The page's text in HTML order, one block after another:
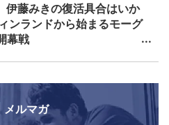
伊藤みきの復活具合はいか
ンランドから始まるモーグ
幕戦
メルマガ